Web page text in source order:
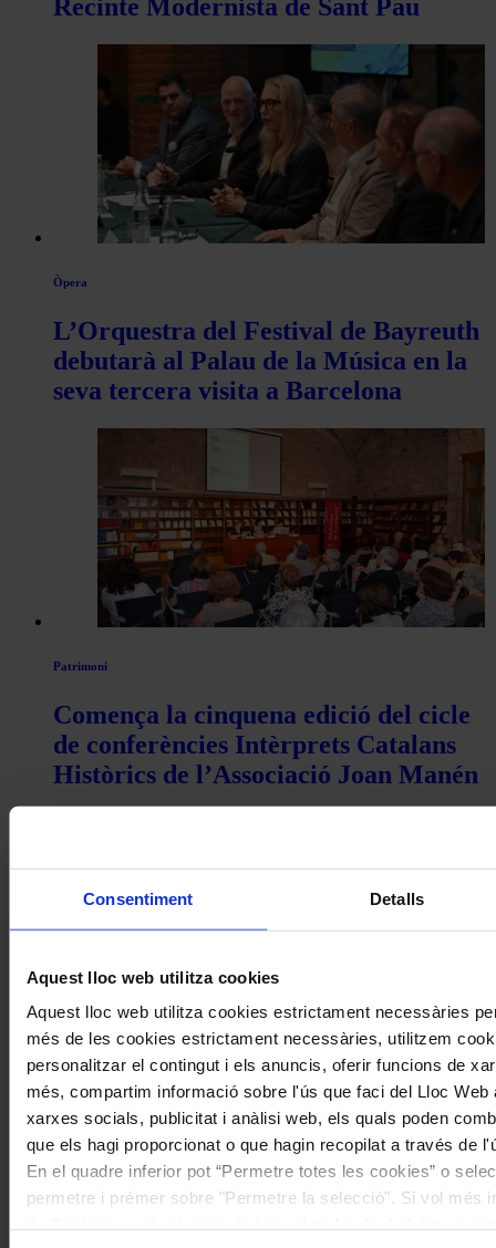
Consentiment Detalls
Aquest lloc web utilitza cookies
Aquest lloc web utilitza cookies estrictament necessàries
més de les cookies estrictament necessàries, utilitzem
personalitzar el contingut i els anuncis, oferir funcions de
més, compartim informació sobre l'ús que faci del Lloc Web
xarxes socials, publicitat i anàlisi web, els quals poden
que els hagi proporcionat o que hagin recopilat a través de
En el quadre inferior pot “Permetre totes les cookies” o
permetre i prémer sobre "Permetre la selecció". Si vol més
Recinte Modernista de Sant Pau
Òpera
L’Orquestra del Festival de Bayreuth
debutarà al Palau de la Música en la
seva tercera visita a Barcelona
Patrimoni
Comença la cinquena edició del cicle
de conferències Intèrprets Catalans
Històrics de l’Associació Joan Manén
I gaudeix a més dels següents descomptes:
Descomptes a altres cicles de concerts col·laboradors